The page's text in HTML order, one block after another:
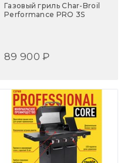
Газовый гриль Char-Broil
Performance PRO 3S
89 900 ₽